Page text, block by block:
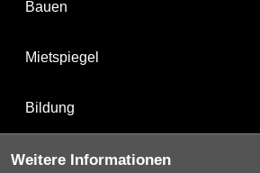
Bauen
Mietspiegel
Bildung
Weitere Informationen